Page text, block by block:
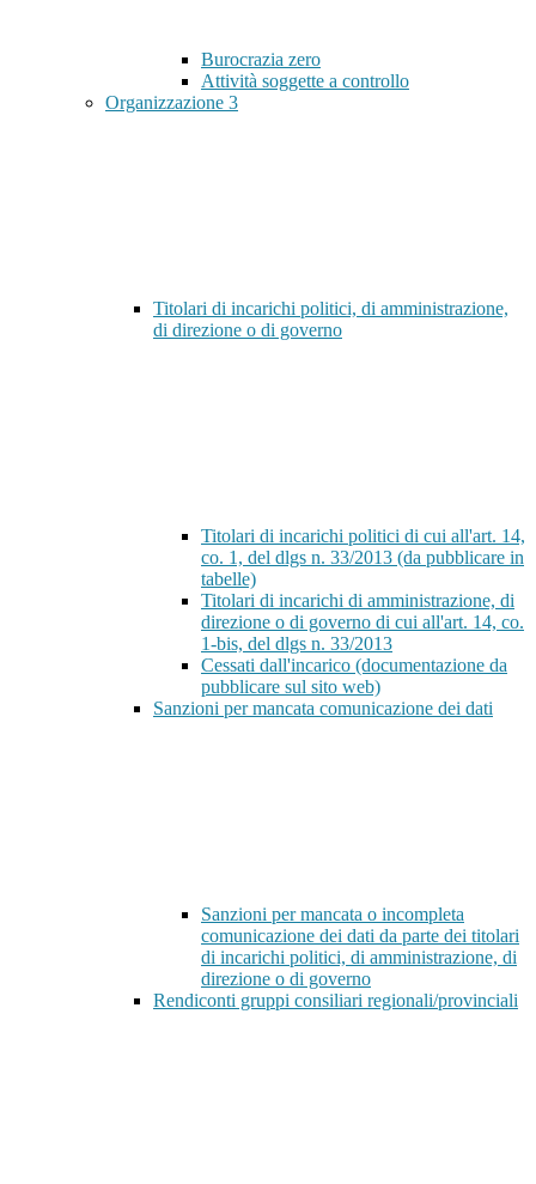
Burocrazia zero
Attività soggette a controllo
Organizzazione 3
Titolari di incarichi politici, di amministrazione,
di direzione o di governo
Titolari di incarichi politici di cui all'art. 14,
co. 1, del dlgs n. 33/2013 (da pubblicare in
tabelle)
Titolari di incarichi di amministrazione, di
direzione o di governo di cui all'art. 14, co.
1-bis, del dlgs n. 33/2013
Cessati dall'incarico (documentazione da
pubblicare sul sito web)
Sanzioni per mancata comunicazione dei dati
Sanzioni per mancata o incompleta
comunicazione dei dati da parte dei titolari
di incarichi politici, di amministrazione, di
direzione o di governo
Rendiconti gruppi consiliari regionali/provinciali